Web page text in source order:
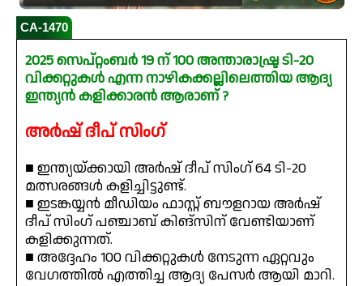
CA-1470
2025 സെപ്റ്റംബർ 19 ന് 100 അന്താരാഷ്ട്ര ടി-20
വിക്കറ്റുകൾ എന്ന നാഴികക്കല്ലിലെത്തിയ ആദ്യ
ഇന്ത്യൻ കളിക്കാരൻ ആരാണ് ?
അർഷ് ദീപ് സിംഗ്
■ ഇന്ത്യയ്ക്കായി അർഷ് ദീപ് സിംഗ് 64 ടി-20
മത്സരങ്ങൾ കളിച്ചിട്ടുണ്ട്.
■ ഇടങ്കയ്യൻ മീഡിയം ഫാസ്റ്റ് ബൗളറായ അർഷ്
ദീപ് സിംഗ് പഞ്ചാബ് കിങ്സിന് വേണ്ടിയാണ്
കളിക്കുന്നത്.
■ അദ്ദേഹം 100 വിക്കറ്റുകൾ നേടുന്ന ഏറ്റവും
വേഗത്തിൽ എത്തിച്ച ആദ്യ പേസർ ആയി മാറി.